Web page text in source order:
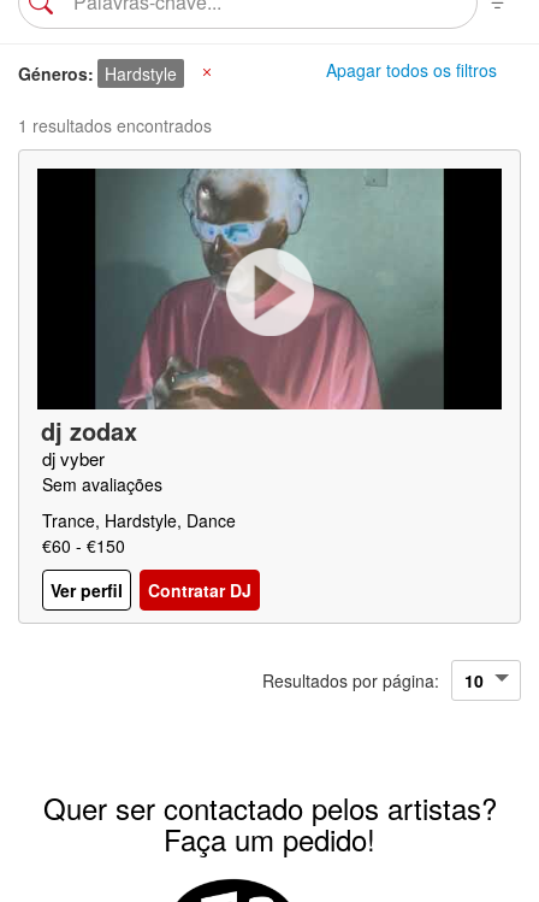
Apagar todos os filtros
Géneros Hardstyle
1 resultados encontrados
dj zodax
dj vyber
Sem avaliações
Trance, Hardstyle, Dance
€60 - €150
Ver perfil
Contratar DJ
Resultados por página:
Quer ser contactado pelos artistas?
Faça um pedido!